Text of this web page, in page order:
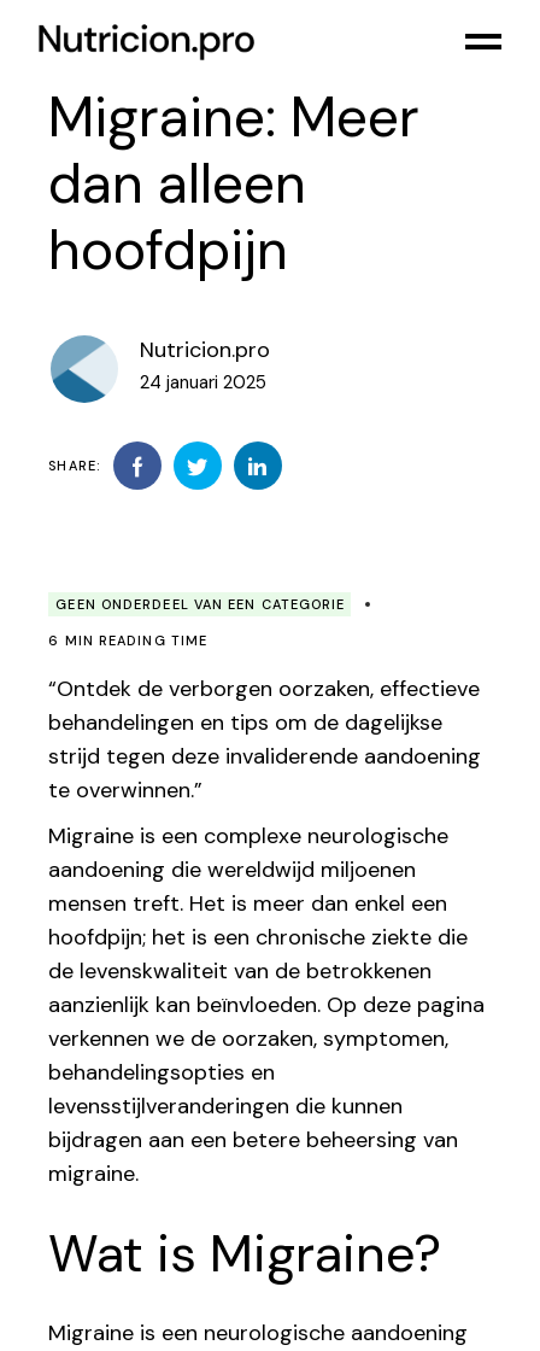
Migraine: Meer
dan alleen
hoofdpijn
Nutricion.pro
24 januari 2025
SHARE:
GEEN ONDERDEEL VAN EEN CATEGORIE
6 MIN READING TIME
“Ontdek de verborgen oorzaken, effectieve
behandelingen en tips om de dagelijkse
strijd tegen deze invaliderende aandoening
te overwinnen.”
Migraine is een complexe neurologische
aandoening die wereldwijd miljoenen
mensen treft. Het is meer dan enkel een
hoofdpijn; het is een chronische ziekte die
de levenskwaliteit van de betrokkenen
aanzienlijk kan beïnvloeden. Op deze pagina
verkennen we de oorzaken, symptomen,
behandelingsopties en
levensstijlveranderingen die kunnen
bijdragen aan een betere beheersing van
migraine.
Wat is Migraine?
Migraine is een neurologische aandoening